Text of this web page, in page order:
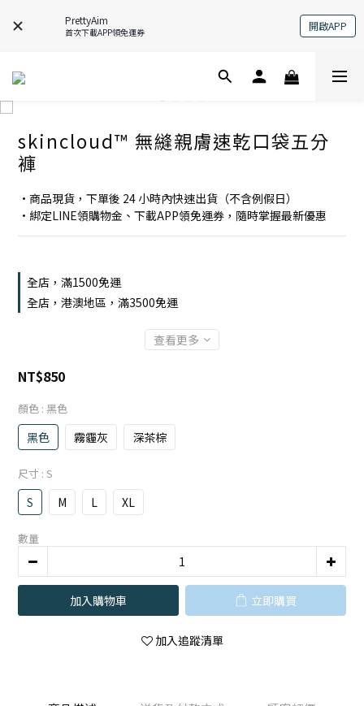
PrettyAim
首次下載APP領免運券 開啟APP
skincloud™ 無縫親膚速乾口袋五分
褲
•商品現貨，下單後 24 小時內快速出貨（不含例假日）
•綁定LINE領購物金、下載APP領免運券，隨時掌握最新優惠
全店，滿1500免運
全店，港澳地區，滿3500免運
查看更多
NT$850
顏色 : 黑色
黑色 霧霾灰 深茶棕
尺寸 : S
S M L XL
數量
加入購物車 立即購買
加入追蹤清單